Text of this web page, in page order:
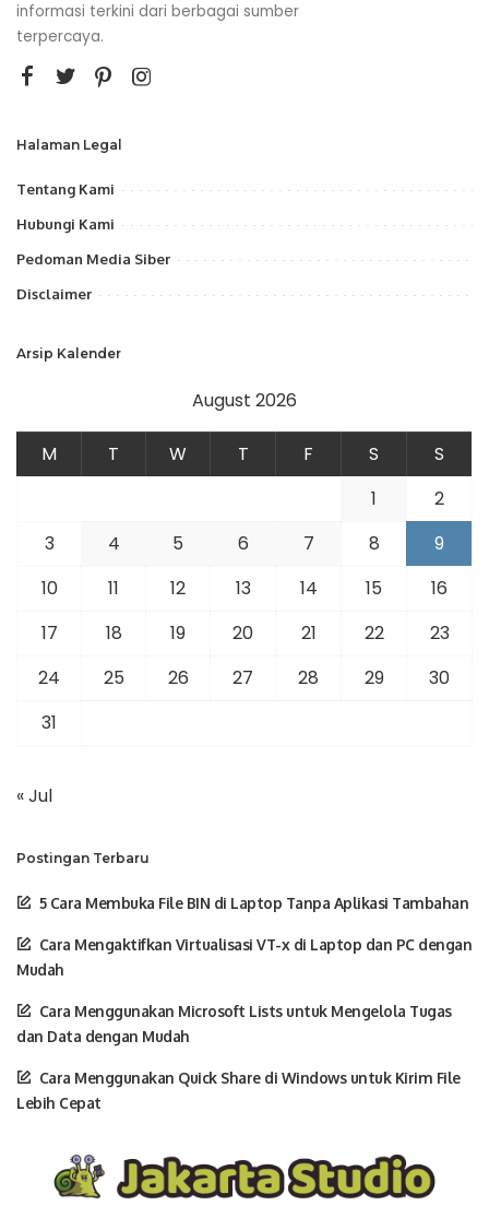
informasi terkini dari berbagai sumber
terpercaya.
Halaman Legal
Tentang Kami
Hubungi Kami
Pedoman Media Siber
Disclaimer
Arsip Kalender
August 2026
M T W T F S
S
1
2
3
4 5 6 7 8
9
10
11 12 13 14 15
16
17
18 19 20 21 22
23
24
25 26 27 28 29
30
31
« Jul
Postingan Terbaru
5 Cara Membuka File BIN di Laptop Tanpa Aplikasi Tambahan
Cara Mengaktifkan Virtualisasi VT-x di Laptop dan PC dengan
Mudah
Cara Menggunakan Microsoft Lists untuk Mengelola Tugas
dan Data dengan Mudah
Cara Menggunakan Quick Share di Windows untuk Kirim File
Lebih Cepat